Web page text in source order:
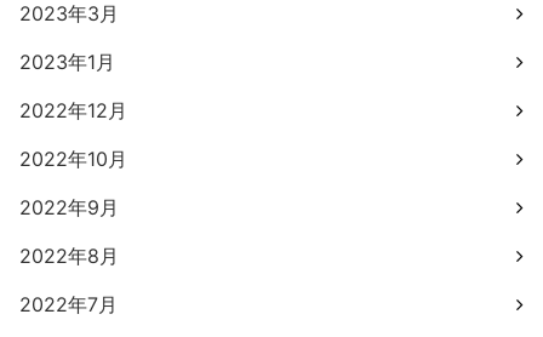
2023年3月
2023年1月
2022年12月
2022年10月
2022年9月
2022年8月
2022年7月